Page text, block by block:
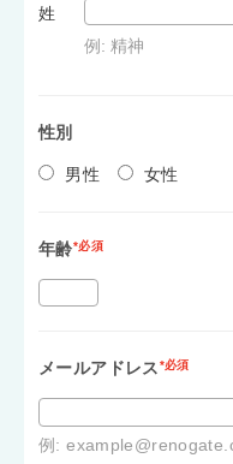
姓
例: 精神
性別
男性 女性
年齢*必須
メールアドレス*必須
例: